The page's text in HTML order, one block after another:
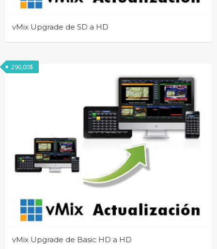
vMix Upgrade de SD a HD
vMix Upgrade de Basic HD a HD
290,00$